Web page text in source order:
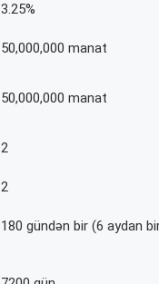
3.25%
50,000,000 manat
50,000,000 manat
2
2
180 gündən bir (6 aydan